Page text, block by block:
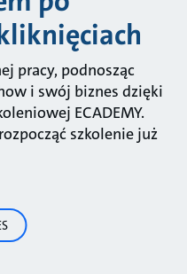
pracy, podnosząc
i swój biznes dzięki
ECADEMY.
szkolenie już